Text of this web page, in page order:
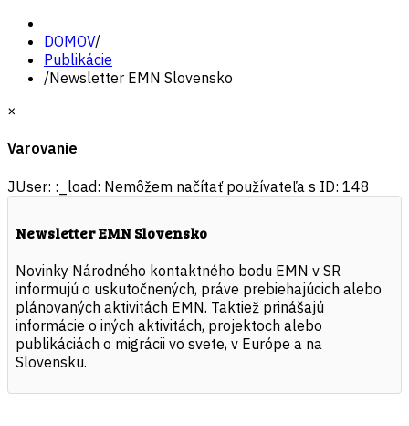
DOMOV/
Publikácie
/Newsletter EMN Slovensko
×
Varovanie
JUser: :_load: Nemôžem načítať používateľa s ID: 148
Newsletter EMN Slovensko
Novinky Národného kontaktného bodu EMN v SR
informujú o uskutočnených, práve prebiehajúcich alebo
plánovaných aktivitách EMN. Taktiež prinášajú
informácie o iných aktivitách, projektoch alebo
publikáciách o migrácii vo svete, v Európe a na
Slovensku.